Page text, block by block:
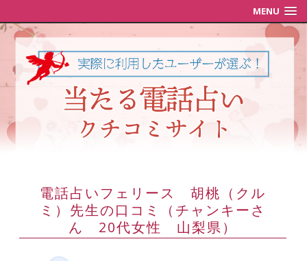
MENU
電話占いフェリース 胡桃（クル
ミ）先生の口コミ（チャンキーさ
ん 20代女性 山梨県）